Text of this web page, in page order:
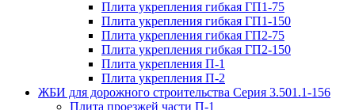
Плита укрепления гибкая ГП1-75
Плита укрепления гибкая ГП1-150
Плита укрепления гибкая ГП2-75
Плита укрепления гибкая ГП2-150
Плита укрепления П-1
Плита укрепления П-2
ЖБИ для дорожного строительства Серия 3.501.1-156
Плита проезжей части П-1